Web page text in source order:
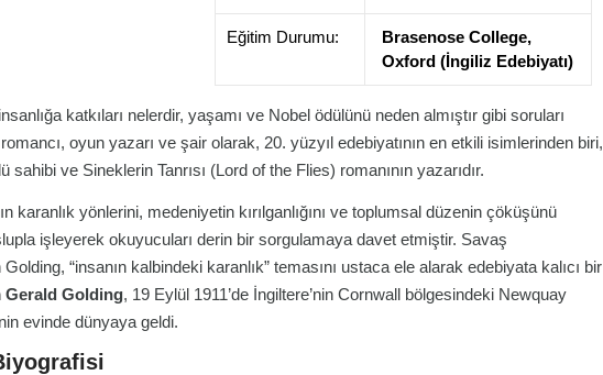
Eğitim Durumu:
Brasenose College,
Oxford (İngiliz Edebiyatı)
katkıları nelerdir, yaşamı ve Nobel ödülünü neden almıştır gibi soruları
oyun yazarı ve şair olarak, 20. yüzyıl edebiyatının en etkili isimlerinden biri,
sahibi ve Sineklerin Tanrısı (Lord of the Flies) romanının yazarıdır.
karanlık yönlerini, medeniyetin kırılganlığını ve toplumsal düzenin çöküşünü
işleyerek okuyucuları derin bir sorgulamaya davet etmiştir. Savaş
“insanın kalbindeki karanlık” temasını ustaca ele alarak edebiyata kalıcı bir
Gerald Golding, 19 Eylül 1911’de İngiltere’nin Cornwall bölgesindeki Newquay
evinde dünyaya geldi.